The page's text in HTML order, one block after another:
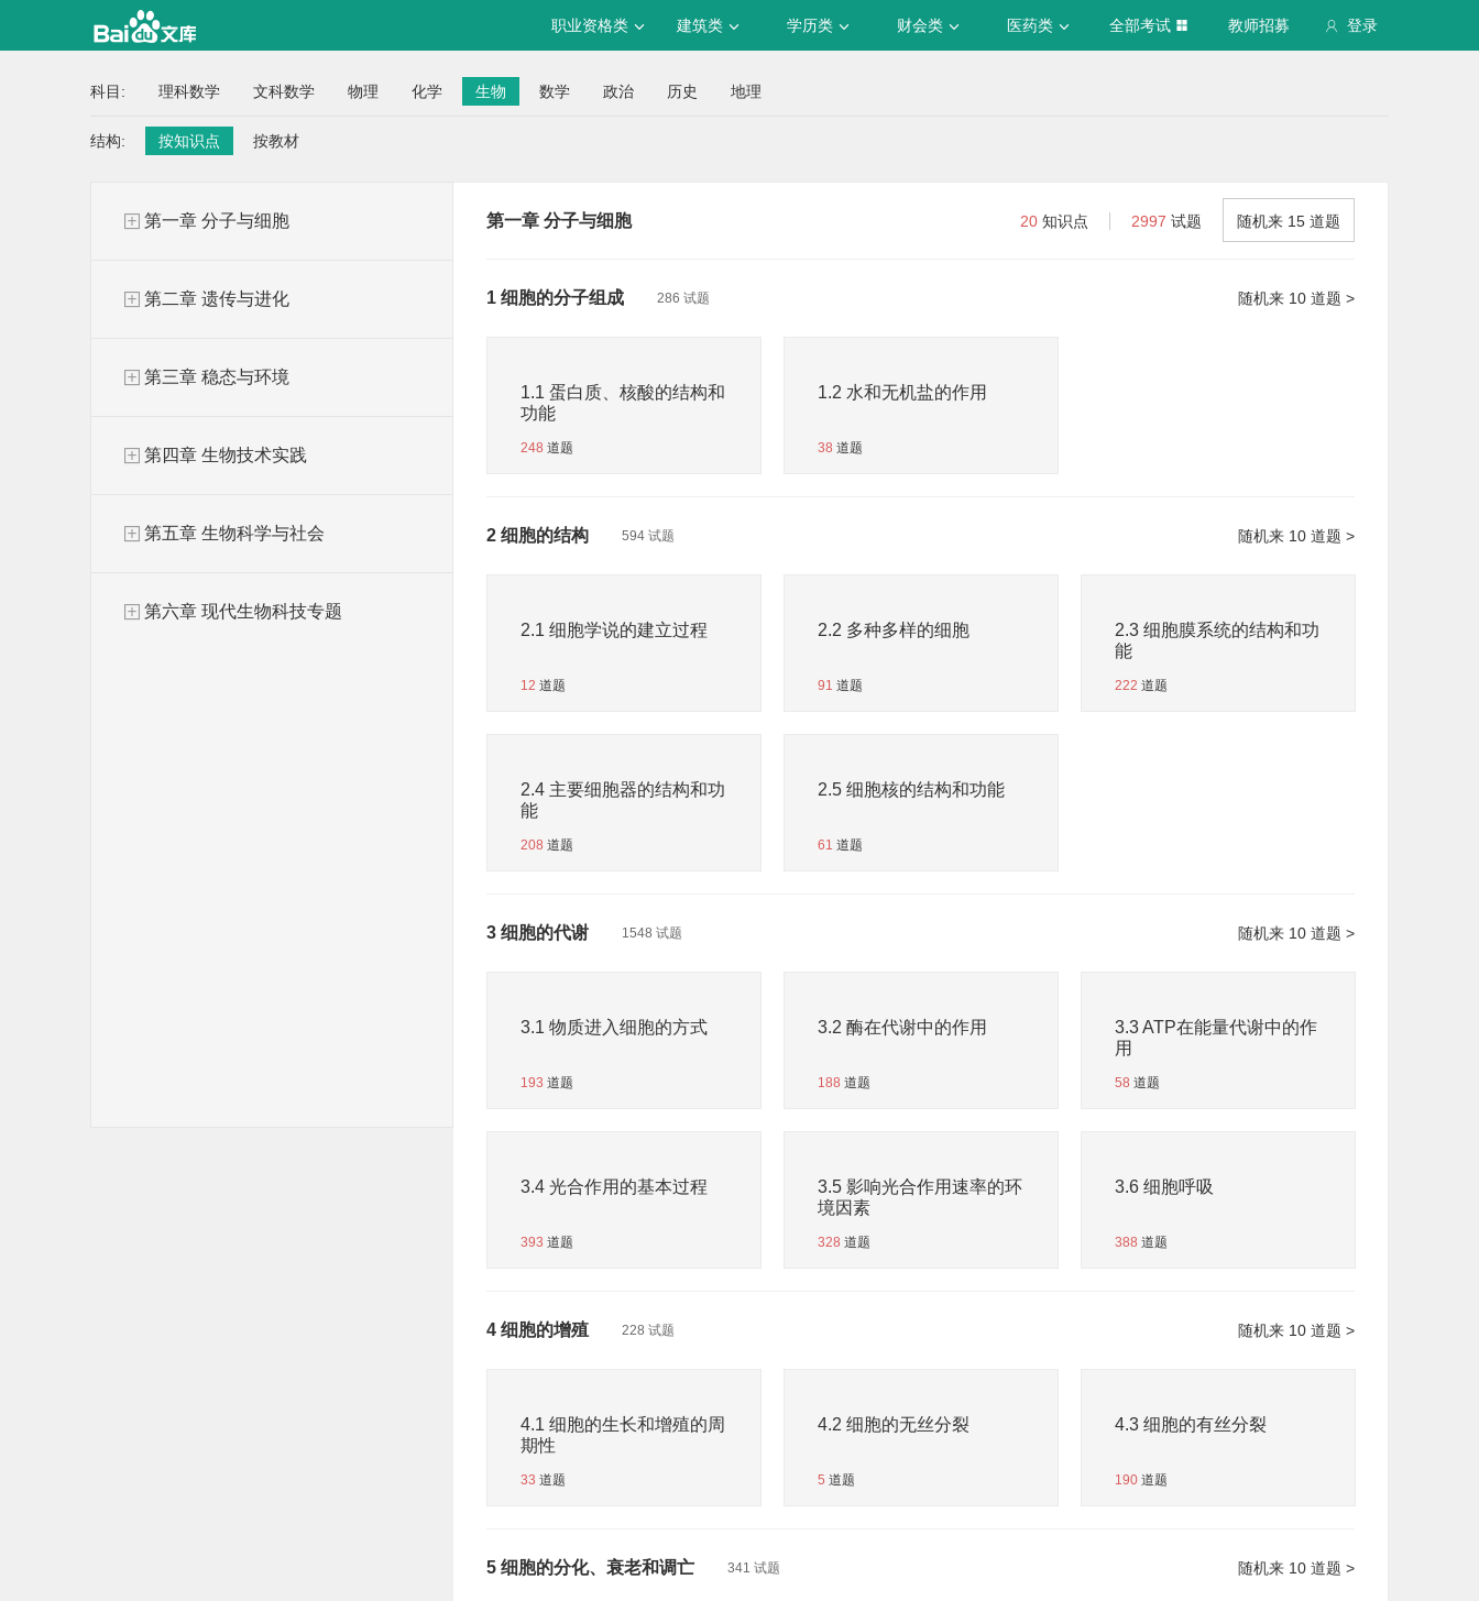
登录
职业资格类 建筑类 学历类 财会类 医药类 全部考试 教师招募
科目: 理科数学 文科数学 物理 化学 生物 数学 政治 历史 地理
结构: 按知识点 按教材
第一章 分子与细胞
第二章 遗传与进化
第三章 稳态与环境
第四章 生物技术实践
第五章 生物科学与社会
第六章 现代生物科技专题
第一章 分子与细胞 随机来 15 道题
20 知识点 2997 试题
1 细胞的分子组成 286 试题 随机来 10 道题 >
1.1 蛋白质、核酸的结构和
功能
248 道题
1.2 水和无机盐的作用
38 道题
2 细胞的结构 594 试题 随机来 10 道题 >
2.1 细胞学说的建立过程
12 道题
2.2 多种多样的细胞
91 道题
2.3 细胞膜系统的结构和功
能
222 道题
2.4 主要细胞器的结构和功
能
208 道题
2.5 细胞核的结构和功能
61 道题
3 细胞的代谢 1548 试题 随机来 10 道题 >
3.1 物质进入细胞的方式
193 道题
3.2 酶在代谢中的作用
188 道题
3.3 ATP在能量代谢中的作
用
58 道题
3.4 光合作用的基本过程
393 道题
3.5 影响光合作用速率的环
境因素
328 道题
3.6 细胞呼吸
388 道题
4 细胞的增殖 228 试题 随机来 10 道题 >
4.1 细胞的生长和增殖的周
期性
33 道题
4.2 细胞的无丝分裂
5 道题
4.3 细胞的有丝分裂
190 道题
5 细胞的分化、衰老和调亡 341 试题 随机来 10 道题 >